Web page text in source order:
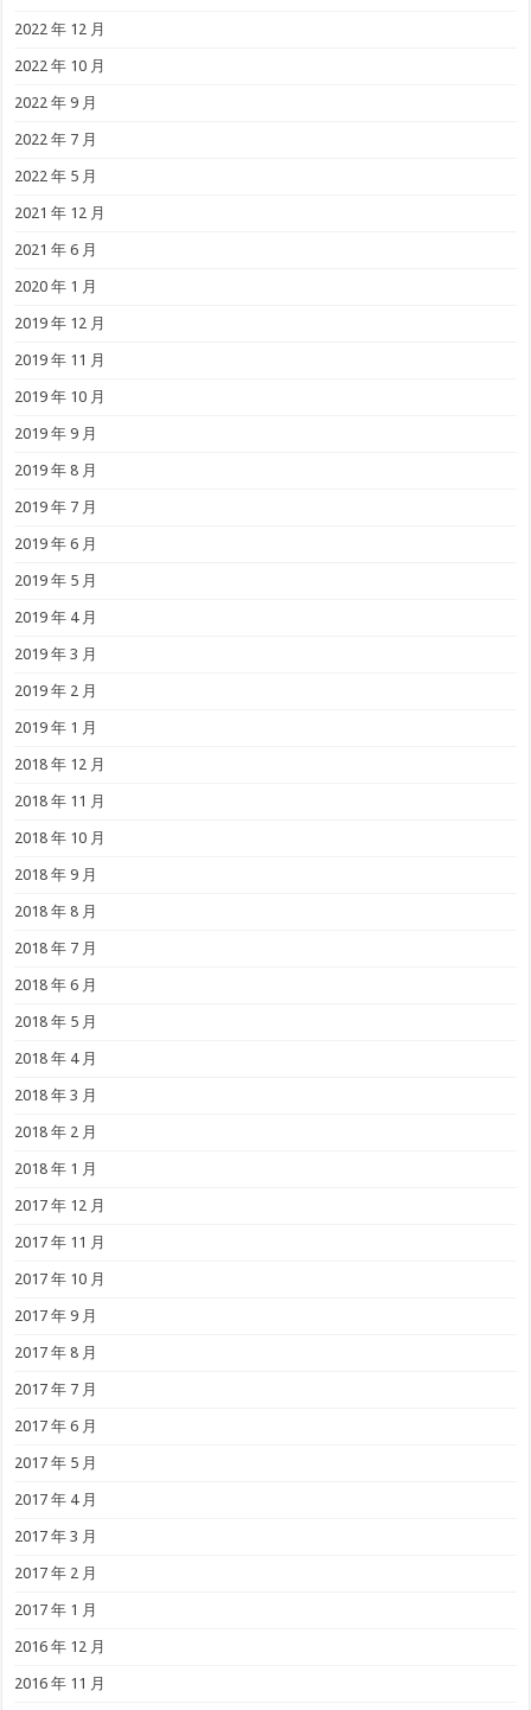
2022 年 12 月
2022 年 10 月
2022 年 9 月
2022 年 7 月
2022 年 5 月
2021 年 12 月
2021 年 6 月
2020 年 1 月
2019 年 12 月
2019 年 11 月
2019 年 10 月
2019 年 9 月
2019 年 8 月
2019 年 7 月
2019 年 6 月
2019 年 5 月
2019 年 4 月
2019 年 3 月
2019 年 2 月
2019 年 1 月
2018 年 12 月
2018 年 11 月
2018 年 10 月
2018 年 9 月
2018 年 8 月
2018 年 7 月
2018 年 6 月
2018 年 5 月
2018 年 4 月
2018 年 3 月
2018 年 2 月
2018 年 1 月
2017 年 12 月
2017 年 11 月
2017 年 10 月
2017 年 9 月
2017 年 8 月
2017 年 7 月
2017 年 6 月
2017 年 5 月
2017 年 4 月
2017 年 3 月
2017 年 2 月
2017 年 1 月
2016 年 12 月
2016 年 11 月